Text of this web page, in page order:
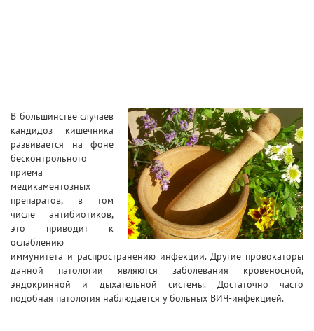
В большинстве случаев
кандидоз кишечника
развивается на фоне
бесконтрольного
приема
медикаментозных
препаратов, в том
числе антибиотиков,
это приводит к
ослаблению
иммунитета и распространению инфекции. Другие провокаторы
данной патологии являются заболевания кровеносной,
эндокринной и дыхательной системы. Достаточно часто
подобная патология наблюдается у больных ВИЧ-инфекцией.